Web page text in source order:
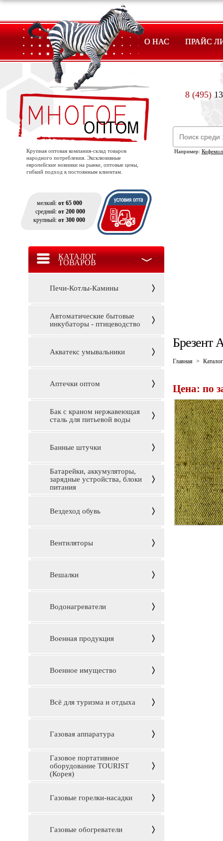
О НАС ПРАЙС
Крупная оптовая компания-склад товаров
народного потребления. Эксклюзивные
европейские новинки на рынке, оптовые цены,
гибкий подход к постоянным клиентам.
мелкий: от 65 000
средний: от 200 000
крупный: от 300 000
КАТАЛОГ
ТОВАРОВ
Печи-Котлы-Камины
Автоматические бытовые
инкубаторы - птицеводство
Акватекс умывальники
Аптечки оптом
Бак с краном нержавеющая
сталь для питьевой воды
Банные штучки
Батарейки, аккумуляторы,
зарядные устройства, блоки
питания
Вездеход обувь
Вентиляторы
Вешалки
Водонагреватели
Военная продукция
Военное имущество
Всё для туризма и отдыха
Газовая аппаратура
Газовое портативное
оборудование TOURIST
(Корея)
Газовые горелки-насадки
Газовые обогреватели
8 (495)
Например:
Брезент
Главная >
Цена: по